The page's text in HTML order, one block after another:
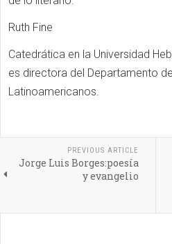
Ruth Fine
Catedrática en la Universidad
es directora del Departamento
Latinoamericanos.
PREVIOUS ARTICLE
Jorge Luis Borges:poesía
y evangelio